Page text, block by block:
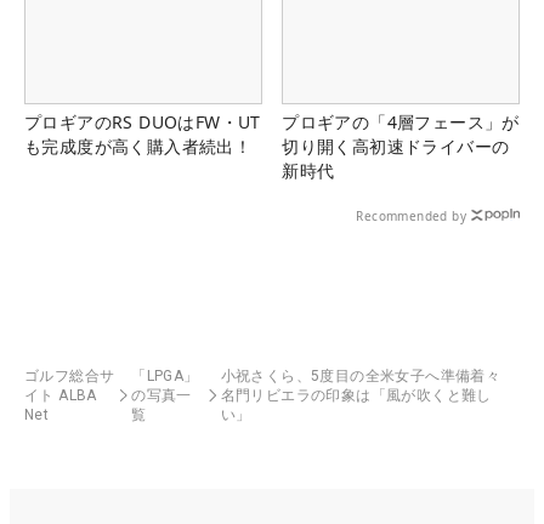
プロギアのRS DUOはFW・UT
も完成度が高く購入者続出！
プロギアの「4層フェース」が
切り開く高初速ドライバーの
新時代
Recommended by
ゴルフ総合サ
イト ALBA
Net
「LPGA」
の写真一
覧
小祝さくら、5度目の全米女子へ準備着々
名門リビエラの印象は「風が吹くと難し
い」